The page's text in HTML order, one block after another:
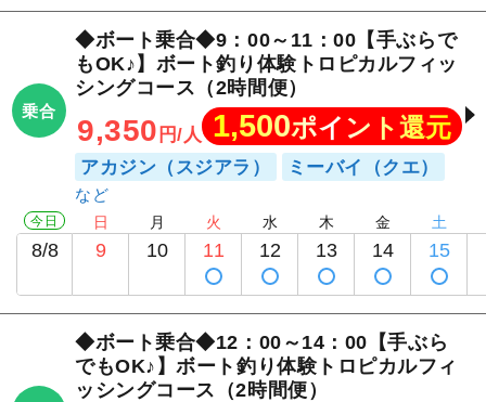
乗合
◆ボート乗合◆9：00～11：00【手ぶらで
もOK♪】ボート釣り体験トロピカルフィッ
シングコース（2時間便）
9,350 円/人 1,500ポイント還元
アカジン（スジアラ） ミーバイ（クエ）
今日
8/8
日
9
月
10
火
11
水
12
木
13
金
14
土
15
◆ボート乗合◆12：00～14：00【手ぶら
でもOK♪】ボート釣り体験トロピカルフィ
ッシングコース（2時間便）